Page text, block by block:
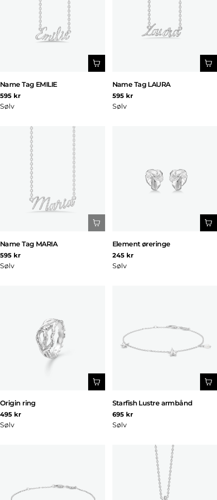
Name Tag EMILIE
Normal
pris
595 kr
Sølv
Name Tag LAURA
Normal
pris
595 kr
Sølv
Name Tag MARIA
Normal
pris
595 kr
Sølv
Element øreringe
Normal
pris
245 kr
Sølv
Origin ring
Normal
pris
495 kr
Sølv
Starfish Lustre armbånd
Normal
pris
695 kr
Sølv